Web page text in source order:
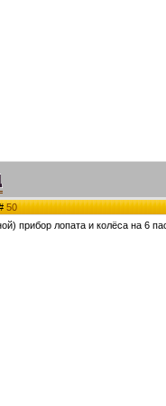
50
прибор лопата и колёса на 6